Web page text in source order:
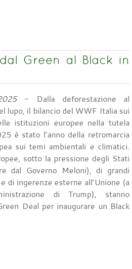
Green al Black in
- Dalla deforestazione al
lupo, il bilancio del WWF Italia sui
istituzioni europee nella tutela
è stato l’anno della retromarcia
sui temi ambientali e climatici.
sotto la pressione degli Stati
dal Governo Meloni), di grandi
di ingerenze esterne all’Unione (a
di Trump), stanno
Deal per inaugurare un Black